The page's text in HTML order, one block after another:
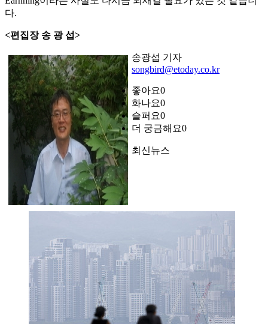
다.
<편집장 송 광 섭>
송광섭 기자
songbird@etoday.co.kr
좋아요0
화나요0
슬퍼요0
더 궁금해요0
최신뉴스